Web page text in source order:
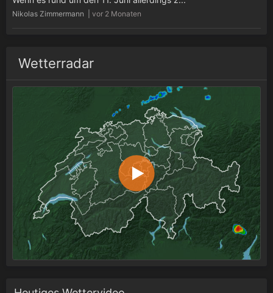
Nikolas Zimmermann | vor 2 Monaten
Wetterradar